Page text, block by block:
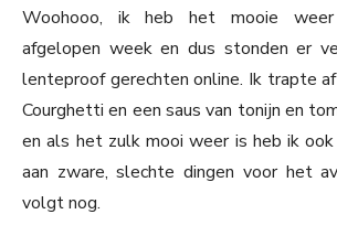
Woohooo, ik heb het mooie weer
afgelopen week en dus stonden er
lenteproof gerechten online. Ik trapte
Courghetti en een saus van tonijn en
en als het zulk mooi weer is heb ik
aan zware, slechte dingen voor het
volgt nog.